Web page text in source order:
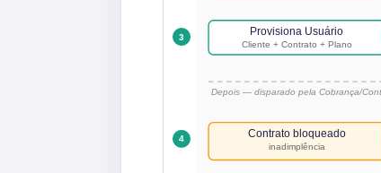
3 Provisiona Usuário
Cliente + Contrato + Plano
Depois — disparado pela Cobrança/
4 Contrato bloqueado
inadimplência